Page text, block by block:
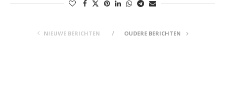
NIEUWE BERICHTEN OUDERE BERICHTEN